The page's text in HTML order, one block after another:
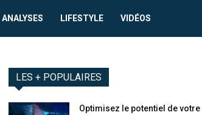
ANALYSES LIFESTYLE VIDÉOS
LES + POPULAIRES
Optimisez le potentiel de votre